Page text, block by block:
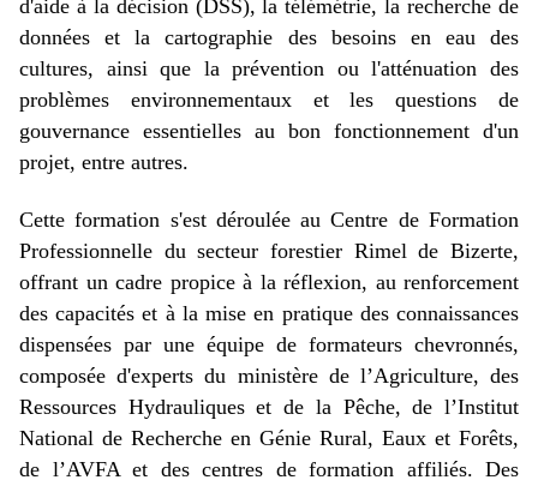
d'aide à la décision (DSS), la télémétrie, la recherche de
données et la cartographie des besoins en eau des
cultures, ainsi que la prévention ou l'atténuation des
problèmes environnementaux et les questions de
gouvernance essentielles au bon fonctionnement d'un
projet, entre autres.
Cette formation s'est déroulée au Centre de Formation
Professionnelle du secteur forestier Rimel de Bizerte,
offrant un cadre propice à la réflexion, au renforcement
des capacités et à la mise en pratique des connaissances
dispensées par une équipe de formateurs chevronnés,
composée d'experts du ministère de l’Agriculture, des
Ressources Hydrauliques et de la Pêche, de l’Institut
National de Recherche en Génie Rural, Eaux et Forêts,
de l’AVFA et des centres de formation affiliés. Des